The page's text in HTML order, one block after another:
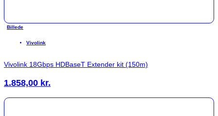
Billede
Vivolink
Vivolink 18Gbps HDBaseT Extender kit (150m)
1.858,00 kr.